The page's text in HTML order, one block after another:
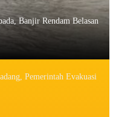
Banjir Rendam Belasan
Pemerintah Evakuasi